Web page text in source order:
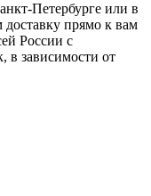
Петербурге или в
прямо к вам
России с
в зависимости от